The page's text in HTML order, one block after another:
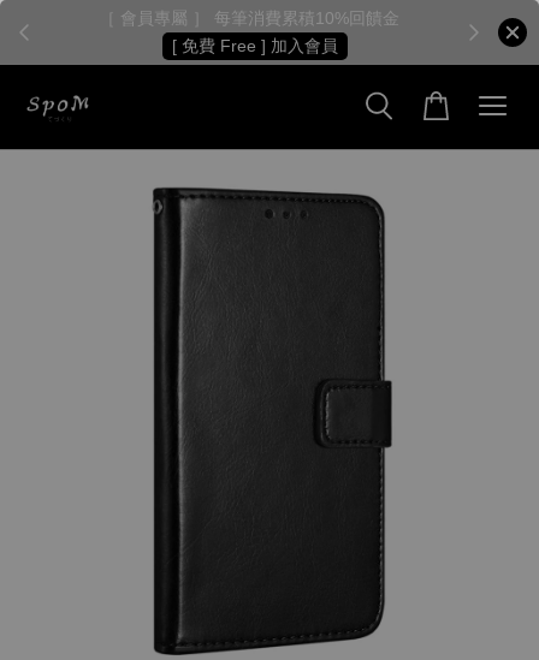
［ 會員專屬 ］ 每筆消費累積10%回饋金
[ 免費 Free ] 加入會員